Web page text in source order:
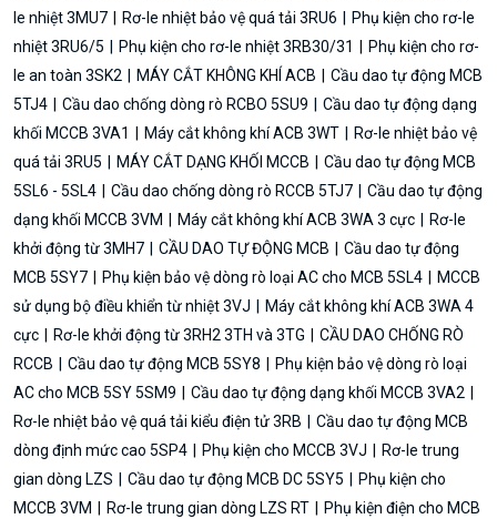
le nhiệt 3MU7
Rơ-le nhiệt bảo vệ quá tải 3RU6
Phụ kiện cho rơ-le
nhiệt 3RU6/5
Phụ kiện cho rơ-le nhiệt 3RB30/31
Phụ kiện cho rơ-
le an toàn 3SK2
MÁY CẮT KHÔNG KHÍ ACB
Cầu dao tự động MCB
5TJ4
Cầu dao chống dòng rò RCBO 5SU9
Cầu dao tự động dạng
khối MCCB 3VA1
Máy cắt không khí ACB 3WT
Rơ-le nhiệt bảo vệ
quá tải 3RU5
MÁY CẮT DẠNG KHỐI MCCB
Cầu dao tự động MCB
5SL6 - 5SL4
Cầu dao chống dòng rò RCCB 5TJ7
Cầu dao tự động
dạng khối MCCB 3VM
Máy cắt không khí ACB 3WA 3 cực
Rơ-le
khởi động từ 3MH7
CẦU DAO TỰ ĐỘNG MCB
Cầu dao tự động
MCB 5SY7
Phụ kiện bảo vệ dòng rò loại AC cho MCB 5SL4
MCCB
sử dụng bộ điều khiển từ nhiệt 3VJ
Máy cắt không khí ACB 3WA 4
cực
Rơ-le khởi động từ 3RH2 3TH và 3TG
CẦU DAO CHỐNG RÒ
RCCB
Cầu dao tự động MCB 5SY8
Phụ kiện bảo vệ dòng rò loại
AC cho MCB 5SY 5SM9
Cầu dao tự động dạng khối MCCB 3VA2
Rơ-le nhiệt bảo vệ quá tải kiểu điện tử 3RB
Cầu dao tự động MCB
dòng định mức cao 5SP4
Phụ kiện cho MCCB 3VJ
Rơ-le trung
gian dòng LZS
Cầu dao tự động MCB DC 5SY5
Phụ kiện cho
MCCB 3VM
Rơ-le trung gian dòng LZS RT
Phụ kiện điện cho MCB